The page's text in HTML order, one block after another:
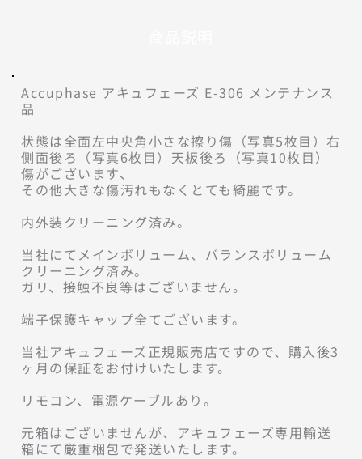
Accuphase アキュフェーズ E-306 メンテナンス
品
状態は全面左中央角小さな擦り傷（写真5枚目）右
側面後ろ（写真6枚目）天板後ろ（写真10枚目）
傷がございます、
その他大きな傷汚れもなくとても綺麗です。
内外装クリーニング済み。
当社にてメインボリューム、バランスボリューム
クリーニング済み。
ガリ、接触不良等はございません。
端子保護キャップ全てございます。
当社アキュフェーズ正規販売店ですので、購入後3
ヶ月の保証をお付けいたします。
リモコン、電源ケーブルあり。
元箱はございませんが、アキュフェーズ専用輸送
箱にて厳重梱包で発送いたします。